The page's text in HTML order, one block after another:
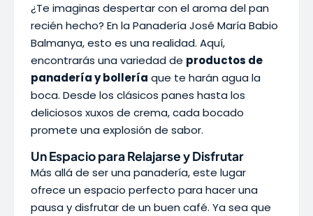
¿Te imaginas despertar con el aroma del pan
recién hecho? En la Panadería José María Babio
Balmanya, esto es una realidad. Aquí,
encontrarás una variedad de productos de
panadería y bollería que te harán agua la
boca. Desde los clásicos panes hasta los
deliciosos xuxos de crema, cada bocado
promete una explosión de sabor.
Un Espacio para Relajarse y Disfrutar
Más allá de ser una panadería, este lugar
ofrece un espacio perfecto para hacer una
pausa y disfrutar de un buen café. Ya sea que